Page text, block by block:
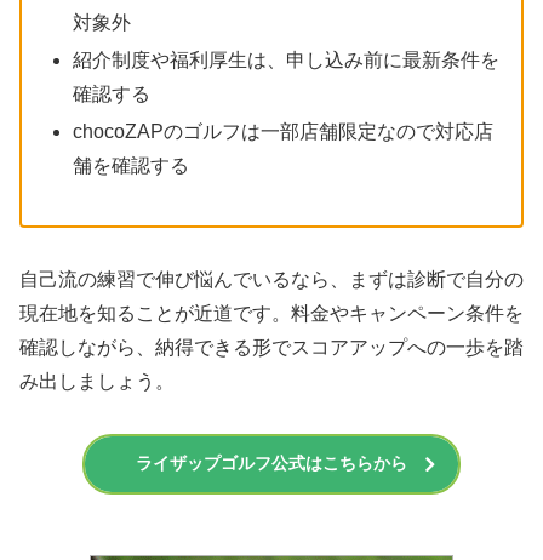
対象外
紹介制度や福利厚生は、申し込み前に最新条件を
確認する
chocoZAPのゴルフは一部店舗限定なので対応店
舗を確認する
自己流の練習で伸び悩んでいるなら、まずは診断で自分の
現在地を知ることが近道です。料金やキャンペーン条件を
確認しながら、納得できる形でスコアアップへの一歩を踏
み出しましょう。
ライザップゴルフ公式はこちらから